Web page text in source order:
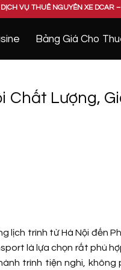
XE DCAR – KHÔNG BÁN VÉ
Bảng Giá Cho
Chất Lượng,
trình từ Hà Nội đến
là lựa chọn rất phù
trình tiện nghi, không